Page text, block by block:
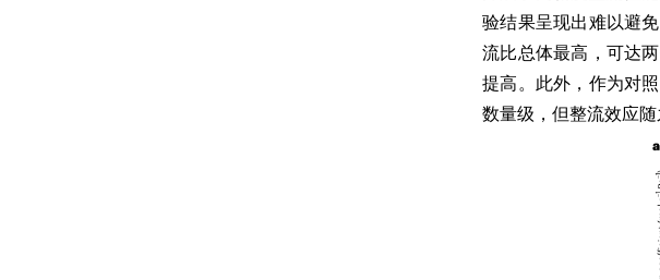
验结果呈现出难以避
流比总体最高，可达
提高。此外，作为对
数量级，但整流效应随